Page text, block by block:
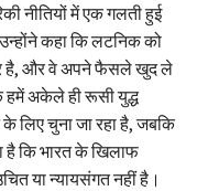
नीतियों में एक गलती हुई
कहा कि लटनिक को
है, और वे अपने फैसले खुद ले
हमें अकेले ही रूसी युद्ध
लिए चुना जा रहा है, जबकि
है कि भारत के खिलाफ
या न्यायसंगत नहीं है।